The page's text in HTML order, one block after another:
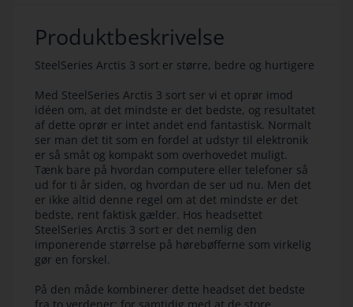
Produktbeskrivelse
SteelSeries Arctis 3 sort er større, bedre og hurtigere
Med SteelSeries Arctis 3 sort ser vi et oprør imod
idéen om, at det mindste er det bedste, og resultatet
af dette oprør er intet andet end fantastisk. Normalt
ser man det tit som en fordel at udstyr til elektronik
er så småt og kompakt som overhovedet muligt.
Tænk bare på hvordan computere eller telefoner så
ud for ti år siden, og hvordan de ser ud nu. Men det
er ikke altid denne regel om at det mindste er det
bedste, rent faktisk gælder. Hos headsettet
SteelSeries Arctis 3 sort er det nemlig den
imponerende størrelse på hørebøfferne som virkelig
gør en forskel.
På den måde kombinerer dette headset det bedste